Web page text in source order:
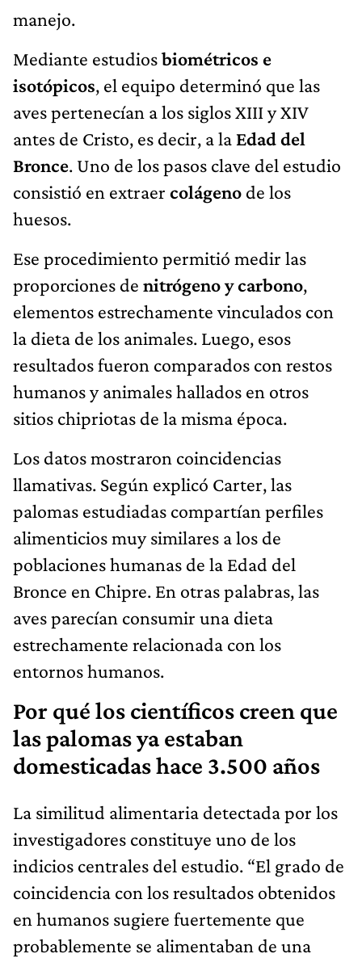
manejo.
Mediante estudiosbiométricos e
isotópicos, el equipo determinó que las
aves pertenecían a los siglos XIII y XIV
antes de Cristo, es decir, a la Edad del
Bronce. Uno de los pasos clave del estudio
consistió en extraer colágeno de los
huesos.
Ese procedimiento permitió medir las
proporciones de nitrógeno y carbono,
elementos estrechamente vinculados con
la dieta de los animales. Luego, esos
resultados fueron comparados con restos
humanos y animales hallados en otros
sitios chipriotas de la misma época.
Los datos mostraron coincidencias
llamativas. Según explicó Carter, las
palomas estudiadas compartían perfiles
alimenticios muy similares a los de
poblaciones humanas de la Edad del
Bronce en Chipre. En otras palabras, las
aves parecían consumir una dieta
estrechamente relacionada con los
entornos humanos.
Por qué los científicos creen que
las palomas ya estaban
domesticadas hace 3.500 años
La similitud alimentaria detectada por los
investigadores constituye uno de los
indicios centrales del estudio. “El grado de
coincidencia con los resultados obtenidos
en humanos sugiere fuertemente que
probablemente se alimentaban de una